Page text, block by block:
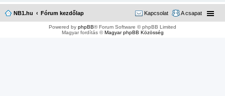
NB1.hu Fórum kezdőlap A csapat
Kapcsolat
Powered by phpBB® Forum Software © phpBB Limited
Magyar fordítás ©Magyar phpBB Közösség